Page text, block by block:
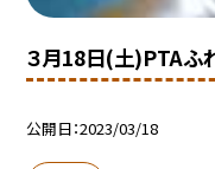
３月18日(土)PTAふ
公開日 2023/03/18